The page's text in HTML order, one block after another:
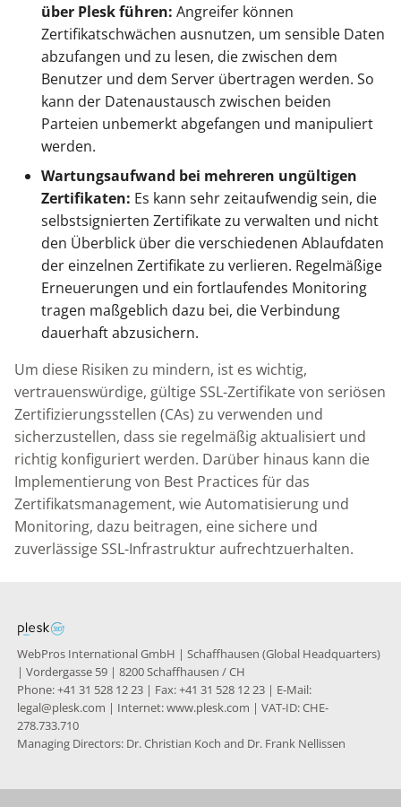
über Plesk führen: Angreifer können
Zertifikatschwächen ausnutzen, um sensible Daten
abzufangen und zu lesen, die zwischen dem
Benutzer und dem Server übertragen werden. So
kann der Datenaustausch zwischen beiden
Parteien unbemerkt abgefangen und manipuliert
werden.
Wartungsaufwand bei mehreren ungültigen
Zertifikaten: Es kann sehr zeitaufwendig sein, die
selbstsignierten Zertifikate zu verwalten und nicht
den Überblick über die verschiedenen Ablaufdaten
der einzelnen Zertifikate zu verlieren. Regelmäßige
Erneuerungen und ein fortlaufendes Monitoring
tragen maßgeblich dazu bei, die Verbindung
dauerhaft abzusichern.
Um diese Risiken zu mindern, ist es wichtig,
vertrauenswürdige, gültige SSL-Zertifikate von seriösen
Zertifizierungsstellen (CAs) zu verwenden und
sicherzustellen, dass sie regelmäßig aktualisiert und
richtig konfiguriert werden. Darüber hinaus kann die
Implementierung von Best Practices für das
Zertifikatsmanagement, wie Automatisierung und
Monitoring, dazu beitragen, eine sichere und
zuverlässige SSL-Infrastruktur aufrechtzuerhalten.
WebPros International GmbH | Schaffhausen (Global Headquarters)
| Vordergasse 59 | 8200 Schaffhausen / CH
Phone: +41 31 528 12 23 | Fax: +41 31 528 12 23 | E-Mail:
legal@plesk.com | Internet: www.plesk.com | VAT-ID: CHE-
278.733.710
Managing Directors: Dr. Christian Koch and Dr. Frank Nellissen